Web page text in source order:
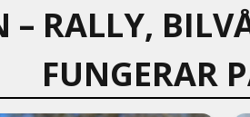
– RALLY,
FUNGERAR